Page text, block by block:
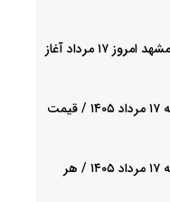
پیش‌فروش بلیت اتوبوس مشهد امروز ۱۷ مرداد آغاز
قیمت طلا و سکه امروز شنبه ۱۷ مرداد ۱۴۰۵ / قیمت
قیمت دلار و یورو امروز شنبه ۱۷ مرداد ۱۴۰۵ / هر